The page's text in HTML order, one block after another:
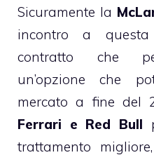
Sicuramente la
incontro a
contratto che
un’opzione che
mercato a fine del
Ferrari e Red Bull
trattamento